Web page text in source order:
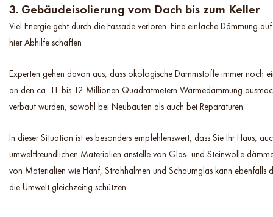
3. Gebäudeisolierung vom Dach bis zum Keller
Viel Energie geht durch die Fassade verloren. Eine einfache Dämmung
hier Abhilfe schaffen
Experten gehen davon aus, dass ökologische Dämmstoffe immer noch
an den ca. 11 bis 12 Millionen Quadratmetern Wärmedämmung
verbaut wurden, sowohl bei Neubauten als auch bei Reparaturen.
In dieser Situation ist es besonders empfehlenswert, dass Sie Ihr Haus,
umweltfreundlichen Materialien anstelle von Glas- und Steinwolle
von Materialien wie Hanf, Strohhalmen und Schaumglas kann ebenfalls
die Umwelt gleichzeitig schützen.